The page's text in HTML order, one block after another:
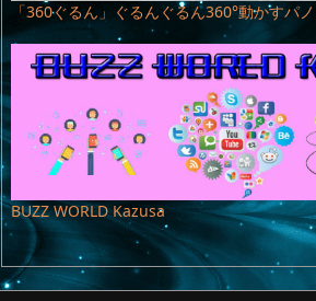
「360ぐるん」ぐるんぐるん360°動かすパ
BUZZ WORLD Kazusa